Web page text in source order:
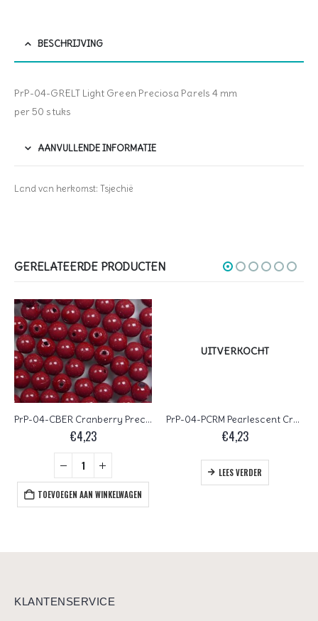
BESCHRIJVING
PrP-04-GRELT Light Green Preciosa Parels 4 mm
per 50 stuks
AANVULLENDE INFORMATIE
Land van herkomst: Tsjechië
GERELATEERDE PRODUCTEN
PrP-04-CBER Cranberry Preciosa Parels 4 mm
€4,23
TOEVOEGEN AAN WINKELWAGEN
UITVERKOCHT
PrP-04-PCRM Pearlescent Cream Preciosa Parels 4 mm
€4,23
LEES VERDER
KLANTENSERVICE